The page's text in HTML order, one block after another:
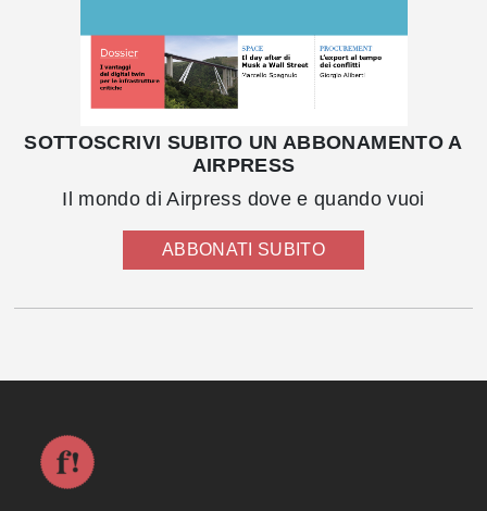
SOTTOSCRIVI SUBITO UN ABBONAMENTO A
AIRPRESS
Il mondo di Airpress dove e quando vuoi
ABBONATI SUBITO